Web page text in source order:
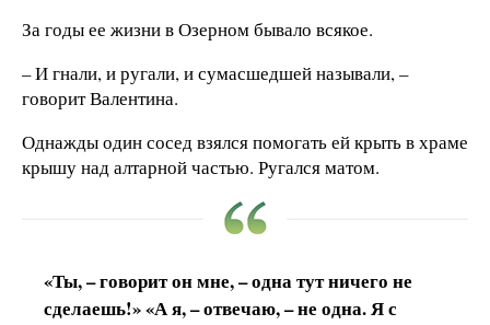
За годы ее жизни в Озерном бывало всякое.
– И гнали, и ругали, и сумасшедшей называли, –
говорит Валентина.
Однажды один сосед взялся помогать ей крыть в храме
крышу над алтарной частью. Ругался матом.
«Ты, – говорит он мне, – одна тут ничего не
сделаешь!» «А я, – отвечаю, – не одна. Я с